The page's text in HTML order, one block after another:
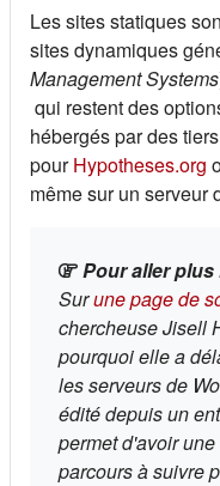
Les sites statiques
sites dynamiques
Management Systems
(s'ouvre dans un
qui restent des
hébergés par des
pourHypotheses.org
même sur un serveur
Pour aller plus
Surune page de
chercheuse Jisell
pourquoi elle a
les serveurs de
édité depuis un
permet d'avoir
parcours à suivre